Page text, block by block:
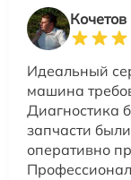
Идеальный
машина
Диагностика
запчасти
оперативно